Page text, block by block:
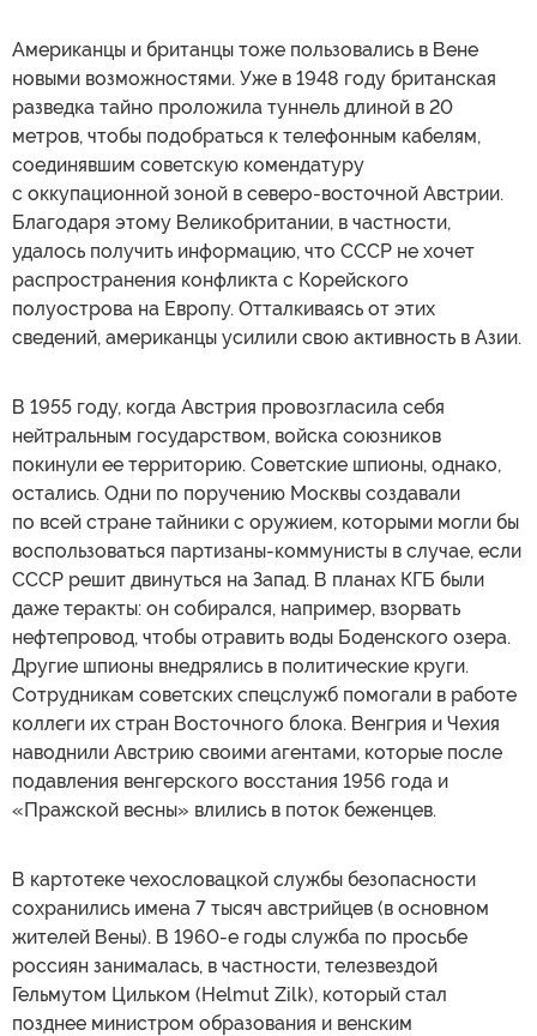
Американцы и британцы тоже пользовались в Вене
новыми возможностями. Уже в 1948 году британская
разведка тайно проложила туннель длиной в 20
метров, чтобы подобраться к телефонным кабелям,
соединявшим советскую комендатуру
с оккупационной зоной в северо-восточной Австрии.
Благодаря этому Великобритании, в частности,
удалось получить информацию, что СССР не хочет
распространения конфликта с Корейского
полуострова на Европу. Отталкиваясь от этих
сведений, американцы усилили свою активность в Азии.
В 1955 году, когда Австрия провозгласила себя
нейтральным государством, войска союзников
покинули ее территорию. Советские шпионы, однако,
остались. Одни по поручению Москвы создавали
по всей стране тайники с оружием, которыми могли бы
воспользоваться партизаны-коммунисты в случае, если
СССР решит двинуться на Запад. В планах КГБ были
даже теракты: он собирался, например, взорвать
нефтепровод, чтобы отравить воды Боденского озера.
Другие шпионы внедрялись в политические круги.
Сотрудникам советских спецслужб помогали в работе
коллеги их стран Восточного блока. Венгрия и Чехия
наводнили Австрию своими агентами, которые после
подавления венгерского восстания 1956 года и
«Пражской весны» влились в поток беженцев.
В картотеке чехословацкой службы безопасности
сохранились имена 7 тысяч австрийцев (в основном
жителей Вены). В 1960-е годы служба по просьбе
россиян занималась, в частности, телезвездой
Гельмутом Цильком (Helmut Zilk), который стал
позднее министром образования и венским